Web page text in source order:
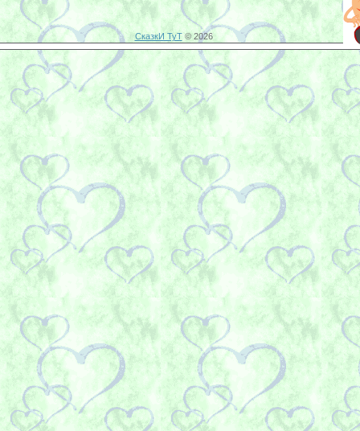
СказкИ ТуТ© 2026